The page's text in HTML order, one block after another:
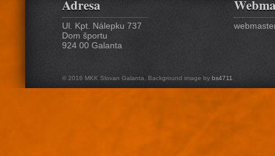
Adresa
Ul. Kpt. Nálepku 737
Dom športu
924 00 Galanta
© 2016 MKK Slovan Galanta. Background image by bs4711